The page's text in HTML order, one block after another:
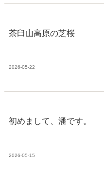
茶臼山高原の芝桜
2026-05-22
初めまして、潘です。
2026-05-15